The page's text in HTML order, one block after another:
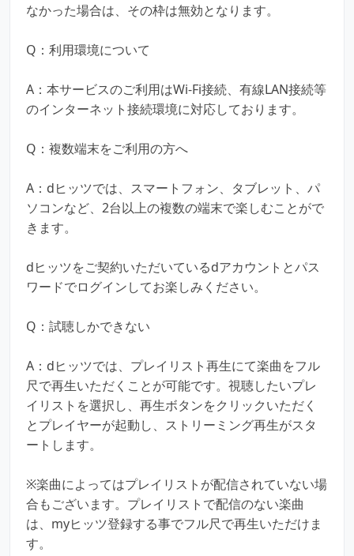
なかった場合は、その枠は無効となります。
Q：利用環境について
A：本サービスのご利用はWi-Fi接続、有線LAN接続等
のインターネット接続環境に対応しております。
Q：複数端末をご利用の方へ
A：dヒッツでは、スマートフォン、タブレット、パ
ソコンなど、2台以上の複数の端末で楽しむことがで
きます。
dヒッツをご契約いただいているdアカウントとパス
ワードでログインしてお楽しみください。
Q：試聴しかできない
A：dヒッツでは、プレイリスト再生にて楽曲をフル
尺で再生いただくことが可能です。視聴したいプレ
イリストを選択し、再生ボタンをクリックいただく
とプレイヤーが起動し、ストリーミング再生がスタ
ートします。
※楽曲によってはプレイリストが配信されていない場
合もございます。プレイリストで配信のない楽曲
は、myヒッツ登録する事でフル尺で再生いただけま
す。